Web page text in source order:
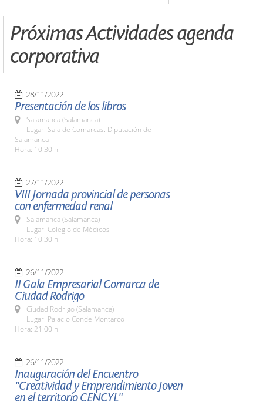
Próximas Actividades agenda
corporativa
28/11/2022
Presentación de los libros
Salamanca (Salamanca)
Lugar: Sala de Comarcas. Diputación de
Salamanca
Hora: 10:30 h.
27/11/2022
VIII Jornada provincial de personas
con enfermedad renal
Salamanca (Salamanca)
Lugar: Colegio de Médicos
Hora: 10:30 h.
26/11/2022
II Gala Empresarial Comarca de
Ciudad Rodrigo
Ciudad Rodrigo (Salamanca)
Lugar: Palacio Conde Montarco
Hora: 21:00 h.
26/11/2022
Inauguración del Encuentro
"Creatividad y Emprendimiento Joven
en el territorio CENCYL"